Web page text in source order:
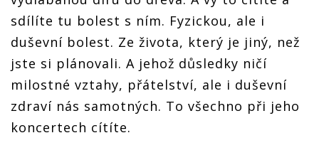
sdílíte tu bolest s ním. Fyzickou, ale i
duševní bolest. Ze života, který je jiný, než
jste si plánovali. A jehož důsledky ničí
milostné vztahy, přátelství, ale i duševní
zdraví nás samotných. To všechno při jeho
koncertech cítíte.